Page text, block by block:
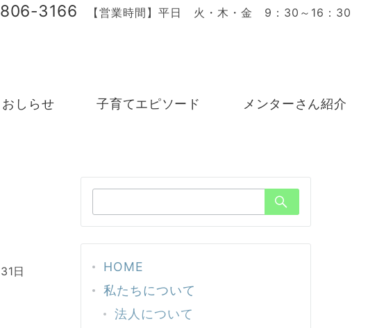
3166 【営業時間】平日 火・木・金 9：30～16：30
おしらせ 子育てエピソード メンターさん紹介
日
HOME
私たちについて
法人について